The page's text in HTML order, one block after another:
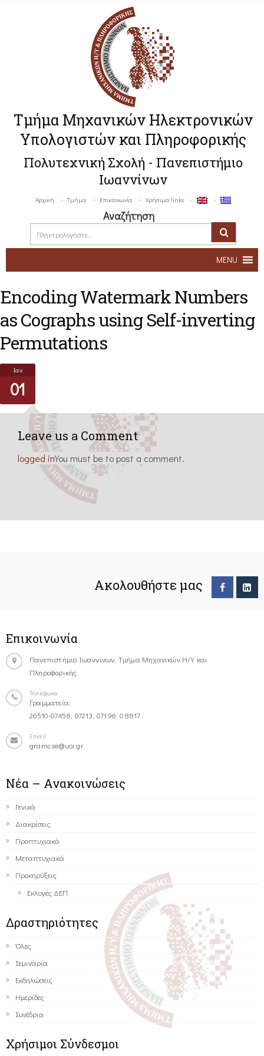
Τμήμα Μηχανικών Ηλεκτρονικών
Υπολογιστών και Πληροφορικής
Πολυτεχνική Σχολή - Πανεπιστήμιο
Ιωαννίνων
Αρχική Τμήμα Επικοινωνία Χρήσιμα links
Αναζήτηση
MENU
Encoding Watermark Numbers
as Cographs using Self-inverting
Permutations
Ιαν
01
Leave us a Comment
logged inYou must be to post a comment.
Ακολουθήστε μας
Επικοινωνία
Πανεπιστήμιο Ιωαννίνων, Τμήμα Μηχανικών Η/Υ και
Πληροφορικής.
Τηλέφωνο
Γραμματεία:
26510-07458, 07213, 07196, 08817
Email
gramcse@uoi.gr
Νέα – Ανακοινώσεις
Γενικά
Διακρίσεις
Προπτυχιακά
Μεταπτυχιακά
Προκηρύξεις
Εκλογές ΔΕΠ
Δραστηριότητες
Όλες
Σεμινάρια
Εκδηλώσεις
Ημερίδες
Συνέδρια
Χρήσιμοι Σύνδεσμοι